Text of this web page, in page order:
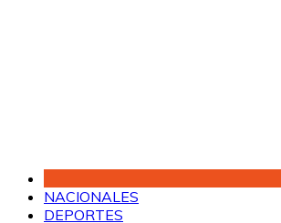
NACIONALES
DEPORTES